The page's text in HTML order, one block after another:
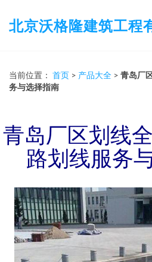
北京沃格隆建筑工程
当前位置： 首页 > 产品大全 > 青岛厂
务与选择指南
青岛厂区划线
路划线服务